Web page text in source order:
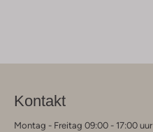
Kontakt
Montag - Freitag 09:00 - 17:00 uur